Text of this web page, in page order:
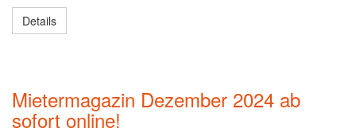
Details
Mietermagazin Dezember 2024 ab
sofort online!